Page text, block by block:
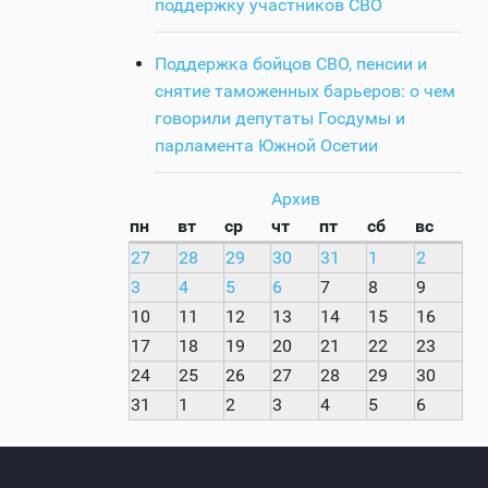
поддержку участников СВО
Поддержка бойцов СВО, пенсии и
снятие таможенных барьеров: о чем
говорили депутаты Госдумы и
парламента Южной Осетии
Архив
пн
вт ср чт пт сб
вс
27
28 29 30 31 1
2
3
4 5 6 7 8
9
10
11 12 13 14 15
16
17
18 19 20 21 22
23
24
25 26 27 28 29
30
31
1 2 3 4 5 6